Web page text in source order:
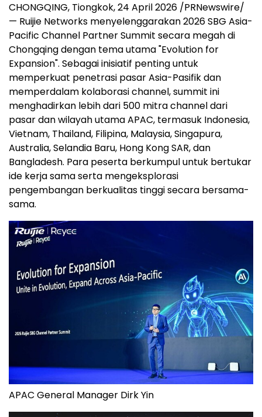
CHONGQING, Tiongkok, 24 April 2026 /PRNewswire/
— Ruijie Networks menyelenggarakan 2026 SBG Asia-
Pacific Channel Partner Summit secara megah di
Chongqing dengan tema utama "Evolution for
Expansion". Sebagai inisiatif penting untuk
memperkuat penetrasi pasar Asia-Pasifik dan
memperdalam kolaborasi channel, summit ini
menghadirkan lebih dari 500 mitra channel dari
pasar dan wilayah utama APAC, termasuk Indonesia,
Vietnam, Thailand, Filipina, Malaysia, Singapura,
Australia, Selandia Baru, Hong Kong SAR, dan
Bangladesh. Para peserta berkumpul untuk bertukar
ide kerja sama serta mengeksplorasi
pengembangan berkualitas tinggi secara bersama-
sama.
APAC General Manager Dirk Yin